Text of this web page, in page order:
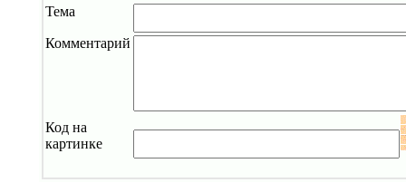
Тема
Комментарий
Код на
картинке